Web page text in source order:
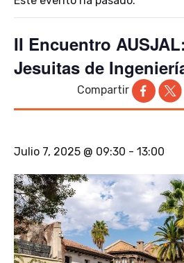
II Encuentro
Jesuitas de
Compartir
Julio 7, 2025 @ 09:30 - 13:00